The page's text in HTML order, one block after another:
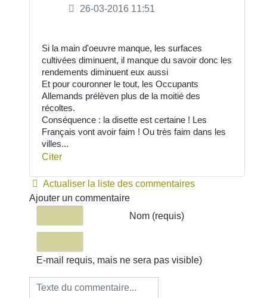
26-03-2016 11:51
Si la main d'oeuvre manque, les surfaces
cultivées diminuent, il manque du savoir donc les
rendements diminuent eux aussi
Et pour couronner le tout, les Occupants
Allemands prélèven plus de la moitié des
récoltes.
Conséquence : la disette est certaine ! Les
Français vont avoir faim ! Ou très faim dans les
villes...
Citer
Actualiser la liste des commentaires
Ajouter un commentaire
Nom (requis)
E-mail requis, mais ne sera pas visible)